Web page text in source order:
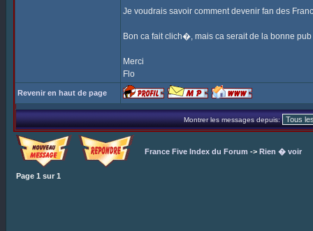
Je voudrais savoir comment devenir fan des
Bon ca fait clich�, mais ca serait de la bonne
Merci
Flo
Revenir en haut de page
Montrer les messages depuis:
France Five Index du Forum -> Rien � voir
Page 1 sur 1